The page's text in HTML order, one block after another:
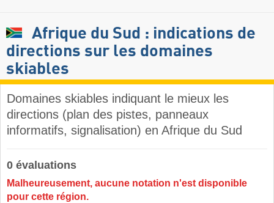
Afrique du Sud : indications de
directions sur les domaines
skiables
Domaines skiables indiquant le mieux les
directions (plan des pistes, panneaux
informatifs, signalisation) en Afrique du Sud
0 évaluations
Malheureusement, aucune notation n'est disponible
pour cette région.